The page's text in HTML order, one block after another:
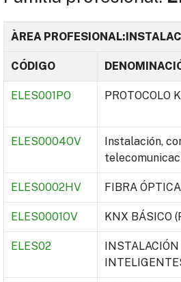
ÀREA
CÓDIGO
ELES001PO PROTOCOLO
ELES0004OV
Instalación,
ELES0002HV FIBRA ÓPTICA
ELES0001OV KNX BÁSICO
ELES02